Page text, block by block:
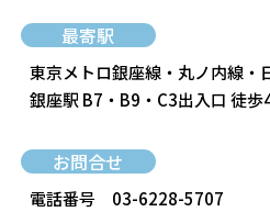
最寄駅
東京メトロ銀座線・丸ノ内線・
銀座駅 B7・B9・C3出入口 徒歩
お問合せ
電話番号 03-6228-5707